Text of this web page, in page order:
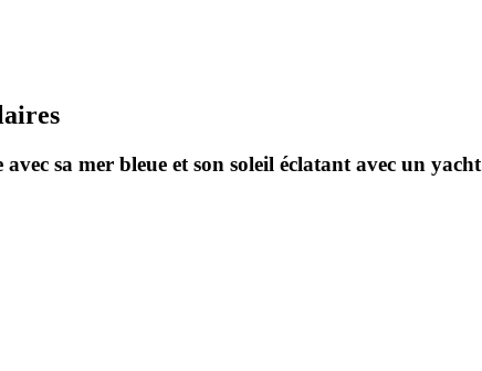
sa mer bleue et son soleil éclatant avec un yacht